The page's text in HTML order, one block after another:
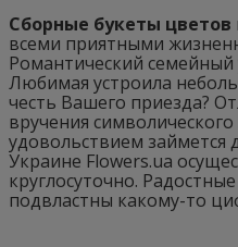
Сборные букеты цветов
всеми приятными
Романтический
Любимая устроила
честь Вашего приезда?
вручения
удовольствием займется
Украине Flowers.ua
круглосуточно.
подвластны какому-то